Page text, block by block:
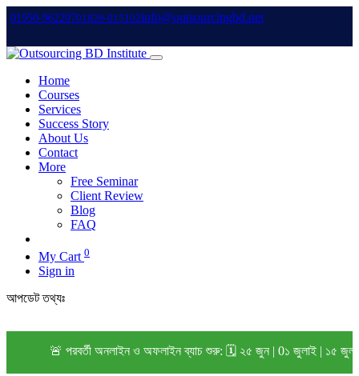
01950-96220701828-015102info@outsourcingbd.net
Home
Courses
Services
Success Story
About Us
Contact
More
Free Seminar
Client Review
Blog
FAQ
My Cart 0
Sign in
আপডেট তথ্যঃ
🚨 পরবর্তী অনলাইন ও অফলাইন ব্যাচ শুরু: 🗓️ ২৫ জুন | 0১ জুলাই | ১৫